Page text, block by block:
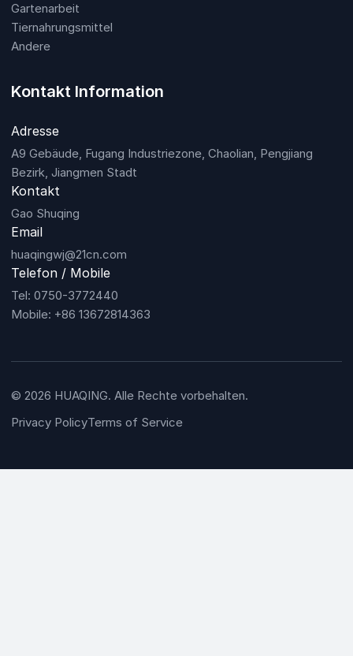
Gartenarbeit
Tiernahrungsmittel
Andere
Kontakt Information
Adresse
A9 Gebäude, Fugang Industriezone, Chaolian, Pengjiang
Bezirk, Jiangmen Stadt
Kontakt
Gao Shuqing
Email
huaqingwj@21cn.com
Telefon / Mobile
Tel: 0750-3772440
Mobile: +86 13672814363
© 2026 HUAQING. Alle Rechte vorbehalten.
Privacy PolicyTerms of Service